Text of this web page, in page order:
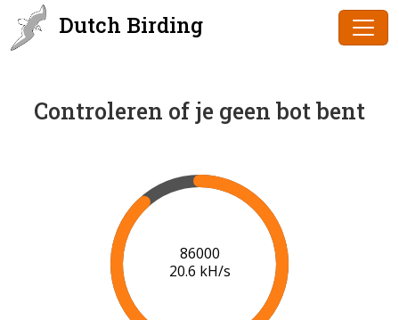
Dutch Birding
Controleren of je geen bot bent
86000
20.6 kH/s